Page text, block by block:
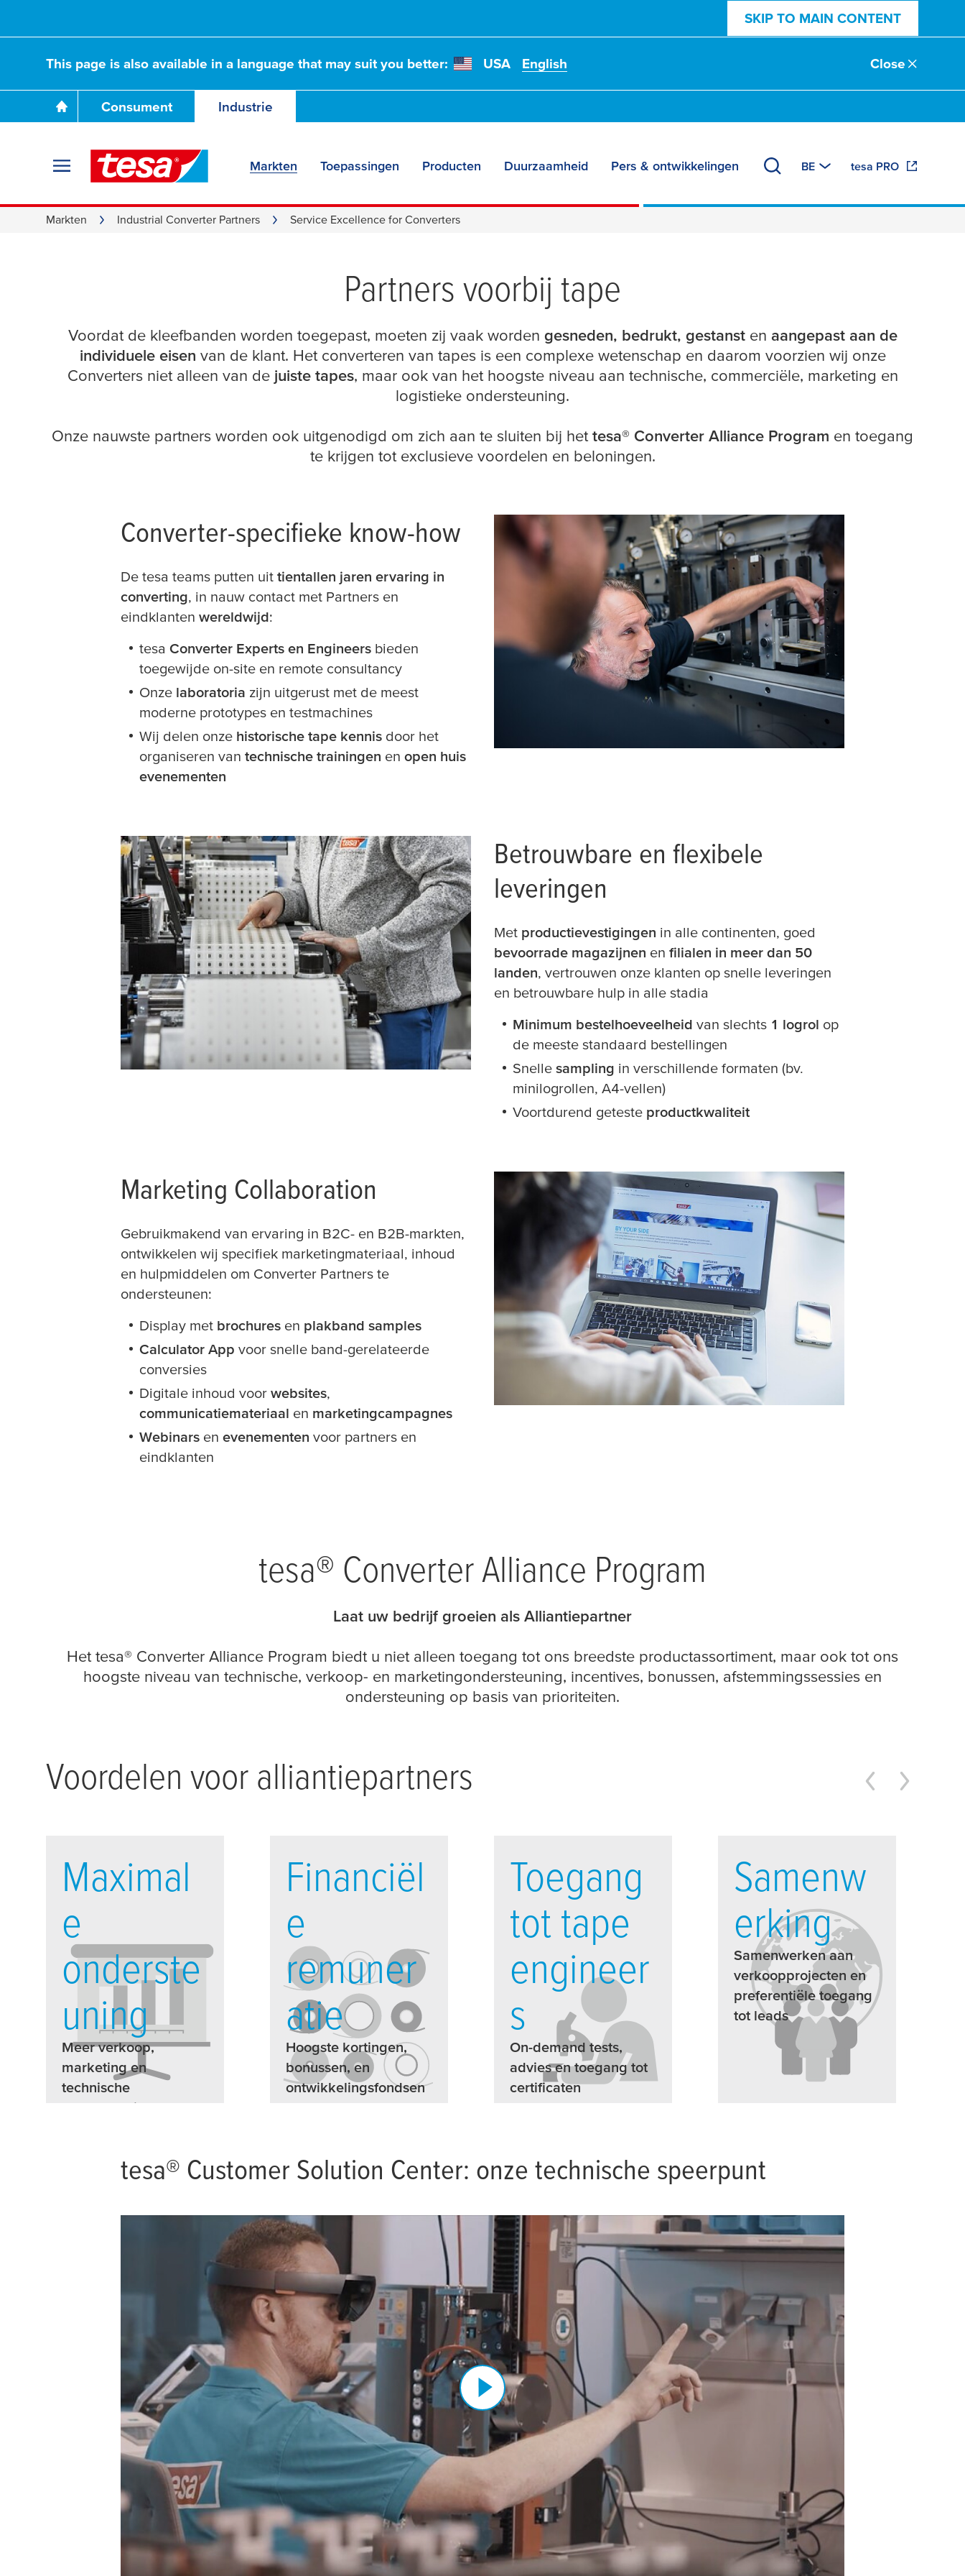
SKIP TO MAIN CONTENT
This page is also available in a language that may suit you better: USA English Close
Consument Industrie
Markten Toepassingen Producten Duurzaamheid Pers & ontwikkelingen BE tesa PRO
Markten Industrial Converter Partners Service Excellence for Converters
Service Excellence voor
Partners voorbij tape
Voordat de kleefbanden worden toegepast, moeten zij vaak worden gesneden, bedrukt, gestansten aangepast aan de
individuele eisen van de klant. Het converteren van tapes is een complexe wetenschap en daarom voorzien wij onze
Converters niet alleen van de juiste tapes, maar ook van het hoogste niveau aan technische, commerciële, marketing en
logistieke ondersteuning.
Onze nauwste partners worden ook uitgenodigd om zich aan te sluiten bij het tesa® Converter Alliance Program en toegang
te krijgen tot exclusieve voordelen en beloningen.
Converter-specifieke know-how
De tesa teams putten uit tientallen jaren ervaring in
converting, in nauw contact met Partners en
eindklanten wereldwijd:
tesa Converter Experts en Engineers bieden
toegewijde on-site en remote consultancy
Onze laboratoria zijn uitgerust met de meest
moderne prototypes en testmachines
Wij delen onze historische tape kennis door het
organiseren van technische trainingen en open huis
evenementen
Betrouwbare en flexibele
leveringen
Met productievestigingen in alle continenten, goed
bevoorrade magazijnen en filialen in meer dan 50
landen, vertrouwen onze klanten op snelle leveringen
en betrouwbare hulp in alle stadia
Minimum bestelhoeveelheid van slechts 1 logrol op
de meeste standaard bestellingen
Snelle sampling in verschillende formaten (bv.
minilogrollen, A4-vellen)
Voortdurend geteste productkwaliteit
Marketing Collaboration
Gebruikmakend van ervaring in B2C- en B2B-markten,
ontwikkelen wij specifiek marketingmateriaal, inhoud
en hulpmiddelen om Converter Partners te
ondersteunen:
Display met brochures en plakband samples
Calculator App voor snelle band-gerelateerde
conversies
Digitale inhoud voor websites,
communicatiemateriaal en marketingcampagnes
Webinars en evenementen voor partners en
eindklanten
tesa® Converter Alliance Program
Laat uw bedrijf groeien als Alliantiepartner
Het tesa® Converter Alliance Program biedt u niet alleen toegang tot ons breedste productassortiment, maar ook tot ons
hoogste niveau van technische, verkoop- en marketingondersteuning, incentives, bonussen, afstemmingssessies en
ondersteuning op basis van prioriteiten.
Voordelen voor alliantiepartners
Maximal
e
onderste
uning
Meer verkoop,
marketing en
technische
ondersteuning
Financiël
e
remuner
atie
Hoogste kortingen,
bonussen, en
ontwikkelingsfondsen
Toegang
tot tape
engineer
s
On-demand tests,
advies en toegang tot
certificaten
Samenw
erking
Samenwerken aan
verkoopprojecten en
preferentiële toegang
tot leads
tesa® Customer Solution Center: onze technische speerpunt